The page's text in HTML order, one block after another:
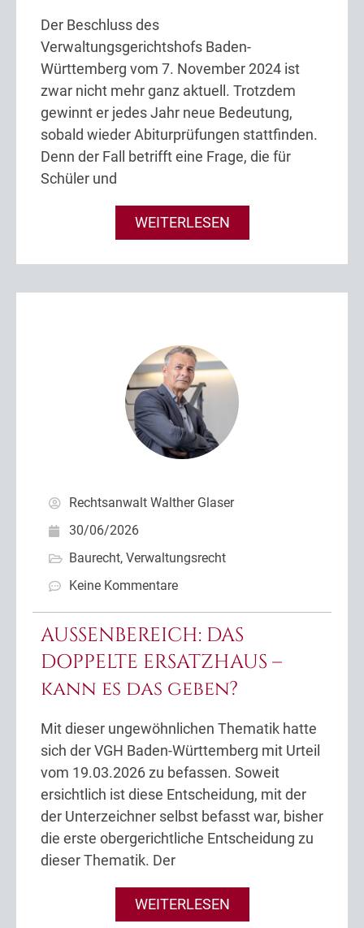
Der Beschluss des
Verwaltungsgerichtshofs Baden-
Württemberg vom 7. November 2024 ist
zwar nicht mehr ganz aktuell. Trotzdem
gewinnt er jedes Jahr neue Bedeutung,
sobald wieder Abiturprüfungen stattfinden.
Denn der Fall betrifft eine Frage, die für
Schüler und
WEITERLESEN
Rechtsanwalt Walther Glaser
30/06/2026
Baurecht, Verwaltungsrecht
Keine Kommentare
AUSSENBEREICH: DAS
DOPPELTE ERSATZHAUS –
kann es das geben?
Mit dieser ungewöhnlichen Thematik hatte
sich der VGH Baden-Württemberg mit Urteil
vom 19.03.2026 zu befassen. Soweit
ersichtlich ist diese Entscheidung, mit der
der Unterzeichner selbst befasst war, bisher
die erste obergerichtliche Entscheidung zu
dieser Thematik. Der
WEITERLESEN